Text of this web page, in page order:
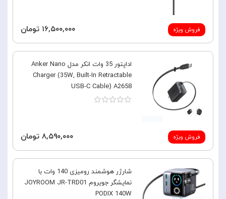
فروش ویژه ۱۶,۵۰۰,۰۰۰ تومان
فروش ویژه
اداپتور 35 وات انکر مدل Anker Nano
Charger (35W, Built-In Retractable
USB-C Cable) A2658
۸,۵۹۰,۰۰۰ تومان
شارژر هوشمند رومیزی 140 وات با
نمایشگر جویروم JOYROOM JR-TRD01
PODIX 140W